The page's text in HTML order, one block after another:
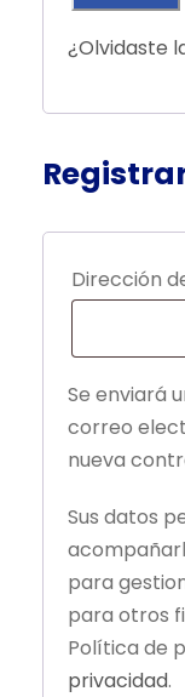
¿Olvidaste
Dirección
Se enviará
correo
nueva
Sus datos
para
para otros
Política de
privacidad.